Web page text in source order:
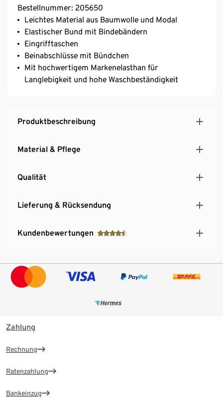
Bestellnummer: 205650
Leichtes Material aus Baumwolle und Modal
Elastischer Bund mit Bindebändern
Eingrifftaschen
Beinabschlüsse mit Bündchen
Mit hochwertigem Markenelasthan für
Langlebigkeit und hohe Waschbeständigkeit
Produktbeschreibung
Material & Pflege
Qualität
Lieferung & Rücksendung
Kundenbewertungen
Zahlung
Rechnung
Ratenzahlung
Bankeinzug